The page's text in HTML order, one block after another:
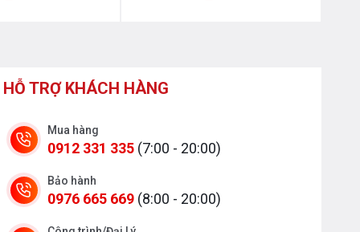
HỖ TRỢ KHÁCH HÀNG
Mua hàng
0912 331 335 (7:00 - 20:00)
Bảo hành
0976 665 669 (8:00 - 20:00)